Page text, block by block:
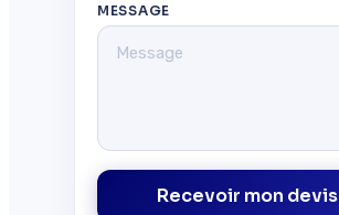
MESSAGE
Recevoir mon devis